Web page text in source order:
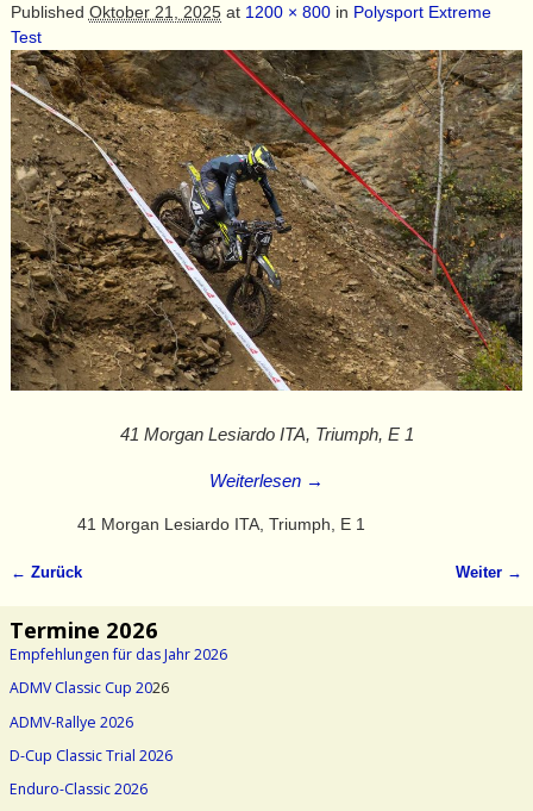
Published Oktober 21, 2025at 1200 × 800in Polysport Extreme
Test
41 Morgan Lesiardo ITA, Triumph, E 1
Weiterlesen →
41 Morgan Lesiardo ITA, Triumph, E 1
← Zurück Weiter →
Termine 2026
Empfehlungen für das Jahr 2026
ADMV Classic Cup 2026
ADMV-Rallye 2026
D-Cup Classic Trial 2026
Enduro-Classic 2026